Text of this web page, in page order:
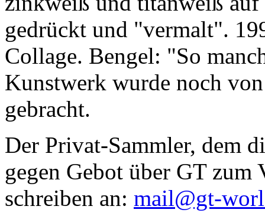
gedrückt und "vermalt".
Collage. Bengel: "So
Kunstwerk wurde noch
gebracht.
Der Privat-Sammler, dem
gegen Gebot über GT zum
schreiben an: mail@gt-